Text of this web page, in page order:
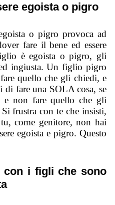
egoista o pigro
o pigro provoca ad
fare il bene ed essere
è egoista o pigro, gli
ingiusta. Un figlio pigro
quello che gli chiedi, e
fare una SOLA cosa, se
e non fare quello che gli
frustra con te che insisti,
come genitore, non hai
egoista e pigro. Questo
con i figli che sono